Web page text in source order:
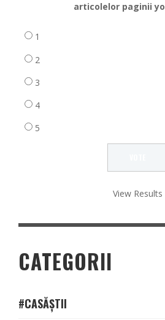
articolelor paginii
1
2
3
4
5
View Results
CATEGORII
#CASĂȘTII